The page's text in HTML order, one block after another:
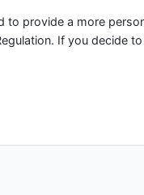
Aérea Ecuatoriana
provide a more
If you decide